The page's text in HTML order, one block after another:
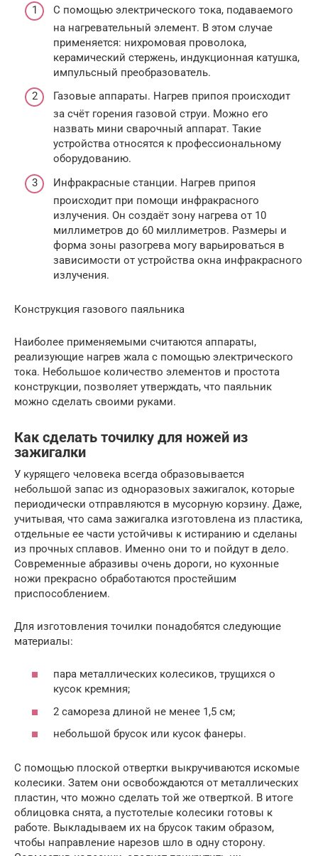
С помощью электрического тока, подаваемого
на нагревательный элемент. В этом случае
применяется: нихромовая проволока,
керамический стержень, индукционная катушка,
импульсный преобразователь.
Газовые аппараты. Нагрев припоя происходит
за счёт горения газовой струи. Можно его
назвать мини сварочный аппарат. Такие
устройства относятся к профессиональному
оборудованию.
Инфракрасные станции. Нагрев припоя
происходит при помощи инфракрасного
излучения. Он создаёт зону нагрева от 10
миллиметров до 60 миллиметров. Размеры и
форма зоны разогрева могу варьироваться в
зависимости от устройства окна инфракрасного
излучения.
Конструкция газового паяльника
Наиболее применяемыми считаются аппараты,
реализующие нагрев жала с помощью электрического
тока. Небольшое количество элементов и простота
конструкции, позволяет утверждать, что паяльник
можно сделать своими руками.
Как сделать точилку для ножей из
зажигалки
У курящего человека всегда образовывается
небольшой запас из одноразовых зажигалок, которые
периодически отправляются в мусорную корзину. Даже,
учитывая, что сама зажигалка изготовлена из пластика,
отдельные ее части устойчивы к истиранию и сделаны
из прочных сплавов. Именно они то и пойдут в дело.
Современные абразивы очень дороги, но кухонные
ножи прекрасно обработаются простейшим
приспособлением.
Для изготовления точилки понадобятся следующие
материалы:
пара металлических колесиков, трущихся о
кусок кремния;
2 самореза длиной не менее 1,5 см;
небольшой брусок или кусок фанеры.
С помощью плоской отвертки выкручиваются искомые
колесики. Затем они освобождаются от металлических
пластин, что можно сделать той же отверткой. В итоге
облицовка снята, а пустотелые колесики готовы к
работе. Выкладываем их на брусок таким образом,
чтобы направление нарезов шло в одну сторону.